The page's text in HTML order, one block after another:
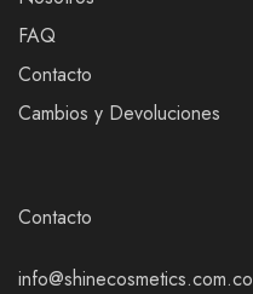
FAQ
Contacto
Cambios y Devoluciones
Contacto
info@shinecosmetics.com.co